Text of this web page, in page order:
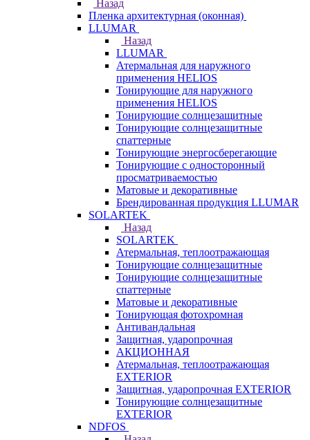
Назад
Пленка архитектурная (оконная)
LLUMAR
Назад
LLUMAR
Атермальная для наружного
применения HELIOS
Тонирующие для наружного
применения HELIOS
Тонирующие солнцезащитные
Тонирующие солнцезащитные
спаттерные
Тонирующие энергосберегающие
Тонирующие с односторонный
просматриваемостью
Матовые и декоративные
Брендированная продукция LLUMAR
SOLARTEK
Назад
SOLARTEK
Атермальная, теплоотражающая
Тонирующие солнцезащитные
Тонирующие солнцезащитные
спаттерные
Матовые и декоративные
Тонирующая фотохромная
Антивандальная
Защитная, ударопрочная
АКЦИОННАЯ
Атермальная, теплоотражающая
EXTERIOR
Защитная, ударопрочная EXTERIOR
Тонирующие солнцезащитные
EXTERIOR
NDFOS